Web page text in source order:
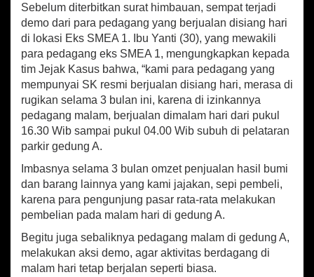
n
g
H
a
i
l
B
u
m
i
Sebelum diterbitkan surat himbauan, sempat terjadi
demo dari para pedagang yang berjualan disiang hari
di lokasi Eks SMEA 1. Ibu Yanti (30), yang mewakili
para pedagang eks SMEA 1, mengungkapkan kepada
tim Jejak Kasus bahwa, “kami para pedagang yang
mempunyai SK resmi berjualan disiang hari, merasa di
rugikan selama 3 bulan ini, karena di izinkannya
pedagang malam, berjualan dimalam hari dari pukul
16.30 Wib sampai pukul 04.00 Wib subuh di pelataran
parkir gedung A.
Imbasnya selama 3 bulan omzet penjualan hasil bumi
dan barang lainnya yang kami jajakan, sepi pembeli,
karena para pengunjung pasar rata-rata melakukan
pembelian pada malam hari di gedung A.
Begitu juga sebaliknya pedagang malam di gedung A,
melakukan aksi demo, agar aktivitas berdagang di
malam hari tetap berjalan seperti biasa.